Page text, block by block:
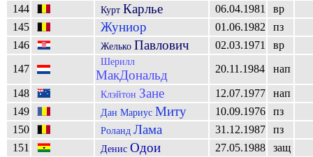
144
Курт Карлье 06.04.1981
вр
145
Жуниор 01.06.1982
пз
146
Желько Павлович 02.03.1971
вр
147
Шерилл
МакДональд 20.11.1984 нап
148 Клэйтон Зане 12.07.1977
нап
149
Дан Мариус Миту 10.09.1976
пз
150
Роланд Лама 31.12.1987
пз
151
Денис Одои 27.05.1988
защ